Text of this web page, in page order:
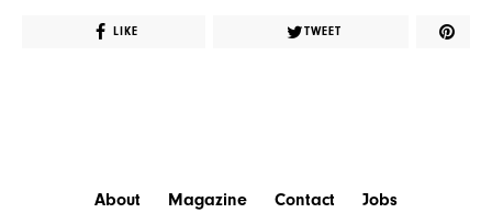
LIKE TWEET
About Magazine Contact Jobs